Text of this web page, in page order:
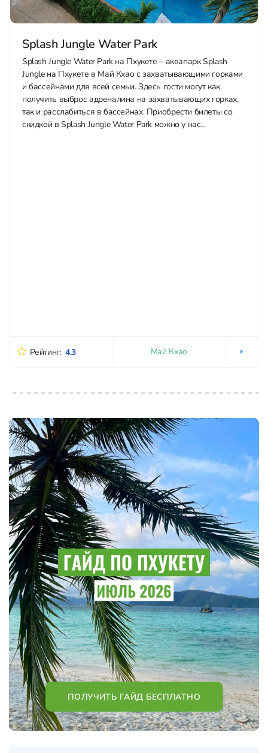
Splash Jungle Water Park
Splash Jungle Water Park на Пхукете – аквапарк Splash
Jungle на Пхукете в Май Кхао с захватывающими горками
и бассейнами для всей семьи. Здесь гости могут как
получить выброс адреналина на захватывающих горках,
так и расслабиться в бассейнах. Приобрести билеты со
скидкой в Splash Jungle Water Park можно у нас...
Рейтинг: 4.3 Май Кхао
ПОЛУЧИТЬ ГАЙД БЕСПЛАТНО